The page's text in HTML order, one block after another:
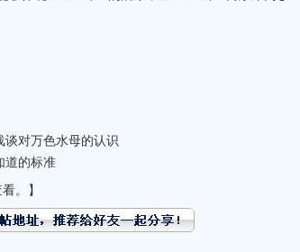
谈对万色水母的认识
道的标准
。】